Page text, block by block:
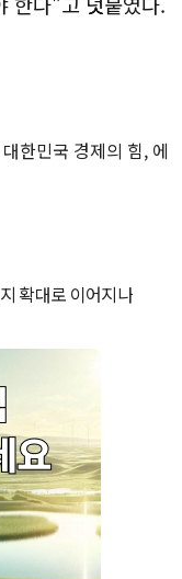
한민국 경제의 힘, 에
확대로 이어지나